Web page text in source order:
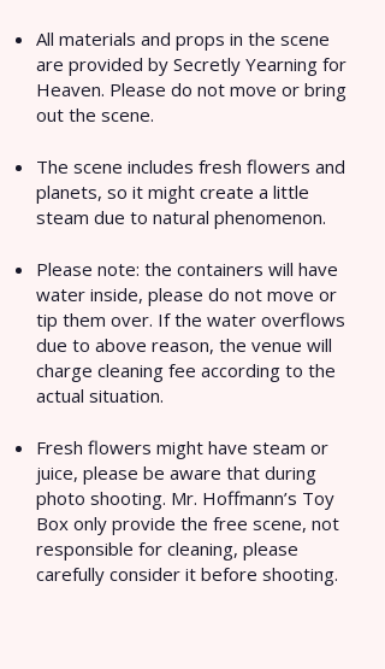
All materials and props in the scene
are provided by Secretly Yearning for
Heaven. Please do not move or bring
out the scene.
The scene includes fresh flowers and
planets, so it might create a little
steam due to natural phenomenon.
Please note: the containers will have
water inside, please do not move or
tip them over. If the water overflows
due to above reason, the venue will
charge cleaning fee according to the
actual situation.
Fresh flowers might have steam or
juice, please be aware that during
photo shooting. Mr. Hoffmann’s Toy
Box only provide the free scene, not
responsible for cleaning, please
carefully consider it before shooting.